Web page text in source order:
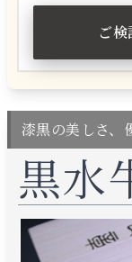
ご
漆黒の美しさ、
黒水